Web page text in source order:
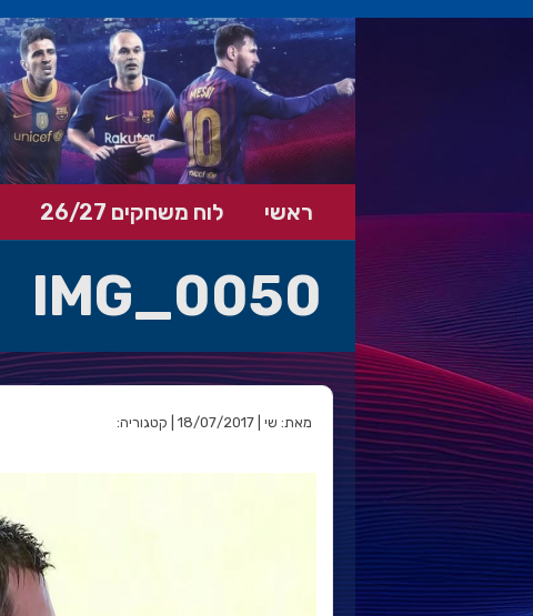
ראשי לוח משחקים 26/27
IMG_0050
מאת: שי | 18/07/2017 | קטגוריה: